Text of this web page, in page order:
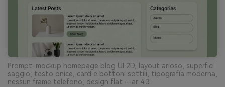
Prompt: mockup homepage blog UI 2D, layout arioso, superfici
saggio, testo onice, card e bottoni sottili, tipografia moderna,
nessun frame telefono, design flat --ar 4:3